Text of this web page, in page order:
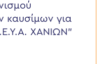
καυσίμων για
ΧΑΝΙΩΝ”